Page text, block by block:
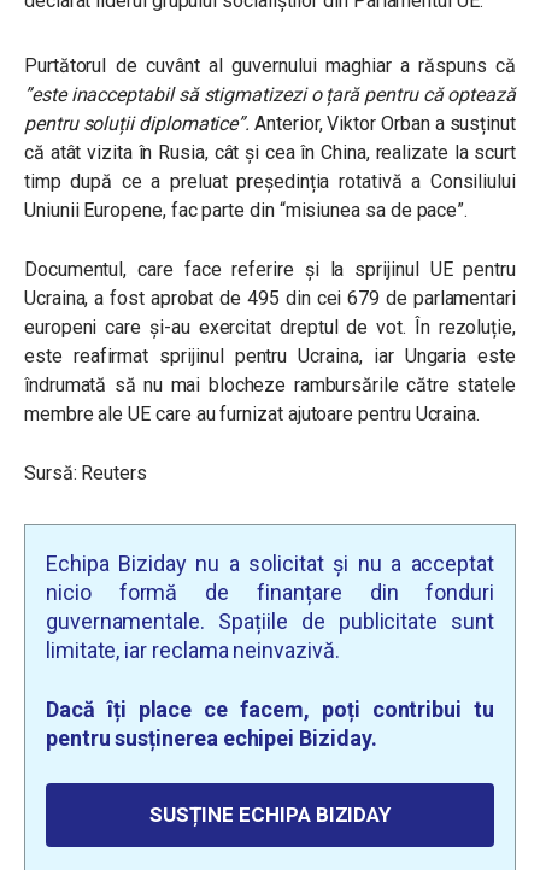
Purtătorul de cuvânt al guvernului maghiar a răspuns că
”este inacceptabil să stigmatizezi o țară pentru că optează
pentru soluții diplomatice”. Anterior, Viktor Orban a susținut
că atât vizita în Rusia, cât și cea în China, realizate la scurt
timp după ce a preluat președinția rotativă a Consiliului
Uniunii Europene, fac parte din “misiunea sa de pace”.
Documentul, care face referire și la sprijinul UE pentru
Ucraina, a fost aprobat de 495 din cei 679 de parlamentari
europeni care și-au exercitat dreptul de vot. În rezoluție,
este reafirmat sprijinul pentru Ucraina, iar Ungaria este
îndrumată să nu mai blocheze rambursările către statele
membre ale UE care au furnizat ajutoare pentru Ucraina.
Sursă: Reuters
Echipa Biziday nu a solicitat și nu a acceptat
nicio formă de finanțare din fonduri
guvernamentale. Spațiile de publicitate sunt
limitate, iar reclama neinvazivă.
Dacă îți place ce facem, poți contribui tu
pentru susținerea echipei Biziday.
SUSȚINE ECHIPA BIZIDAY